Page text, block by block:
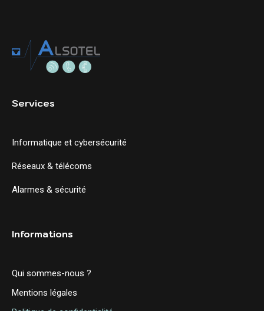
Services
Informatique et cybersécurité
Réseaux & télécoms
Alarmes & sécurité
Informations
Qui sommes-nous ?
Mentions légales